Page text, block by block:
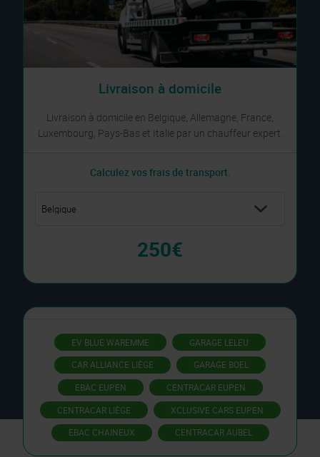
Livraison à domicile
Livraison à domicile en Belgique, Allemagne, France,
Luxembourg, Pays-Bas et Italie par un chauffeur expert.
Calculez vos frais de transport.
250€
EV BLUE WAREMME
GARAGE LELEU
CAR ALLIANCE LIÈGE
GARAGE BOEL
EBAC EUPEN
CENTRACAR EUPEN
CENTRACAR LIÈGE
XCLUSIVE CARS EUPEN
EBAC CHAINEUX
CENTRACAR AUBEL